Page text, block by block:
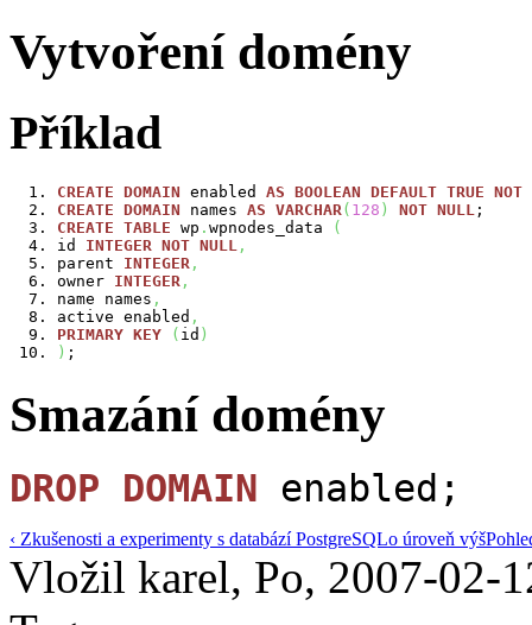
Vytvoření domény
Příklad
CREATE DOMAIN enabled AS BOOLEAN DEFAULT TRUE NOT
CREATE DOMAIN names AS VARCHAR( 128 ) NOT NULL ;
CREATE TABLE wp . wpnodes_data
(
id INTEGER NOT NULL ,
parent INTEGER ,
owner INTEGER ,
name names ,
active enabled ,
PRIMARY KEY ( id )
) ;
Smazání domény
DROP DOMAIN enabled;
‹ Zkušenosti a experimenty s databází PostgreSQLo úroveň výš
Vložil karel, Po, 2007-02-